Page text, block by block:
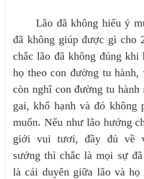
Lão đã không hiểu ý
đã không giúp được gì cho
chắc lão đã không đúng khi
họ theo con đường tu
còn nghĩ con đường tu hành
gai, khổ hạnh và đó không
muốn. Nếu như lão hướng
giới vui tươi, đầy đủ về
sướng thì chắc là mọi sự
là cái duyên giữa lão và